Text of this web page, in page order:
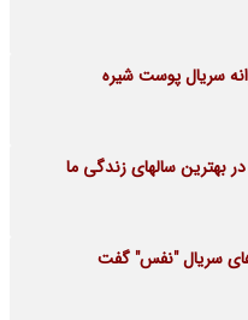
سریال پوست شیره
بهترین سالهای زندگی ما
های سریال "نفس" گفت